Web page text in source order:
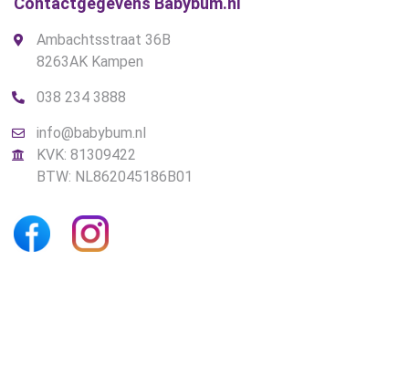
Ambachtsstraat 36B
8263AK Kampen
038 234 3888
info@babybum.nl
KVK: 81309422
BTW: NL862045186B01